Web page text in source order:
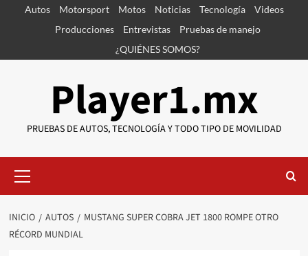
SaltarAutos Motorsport Motos Noticias Tecnología
Videos
Producciones
Entrevistas
Pruebas de manejo
¿QUIÉNES SOMOS?
Player1.mx
PRUEBAS DE AUTOS, TECNOLOGÍA Y TODO TIPO DE MOVILIDAD
primario
INICIO AUTOS
MUSTANG SUPER COBRA JET 1800 ROMPE OTRO
RÉCORD MUNDIAL